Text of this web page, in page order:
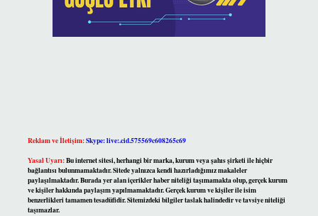
Reklam ve İletişim:Skype: live:.cid.575569c608265c69
Yasal Uyarı:Bu internet sitesi, herhangi bir marka, kurum veya şahıs şirketi ile hiçbir
bağlantısı bulunmamaktadır. Sitede yalnızca kendi hazırladığımız makaleler
paylaşılmaktadır. Burada yer alan içerikler haber niteliği taşımamakta olup, gerçek kurum
ve kişiler hakkında paylaşım yapılmamaktadır. Gerçek kurum ve kişiler ile isim
benzerlikleri tamamen tesadüfidir. Sitemizdeki bilgiler taslak halindedir ve tavsiye niteliği
taşımazlar.